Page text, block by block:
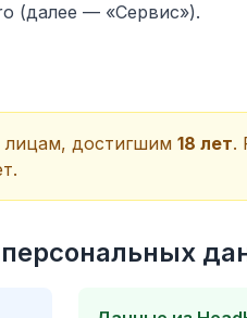
(далее — «Сервис»).
лицам, достигшим 18 лет.